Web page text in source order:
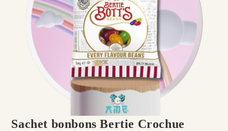
Sachet bonbons Bertie Crochue